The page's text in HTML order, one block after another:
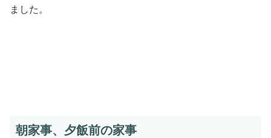
ました。
朝家事、夕飯前の家事